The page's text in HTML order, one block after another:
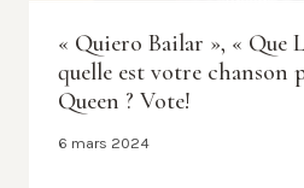
« Quiero Bailar », « Que
quelle est votre chanson
Queen ? Vote!
6 mars 2024